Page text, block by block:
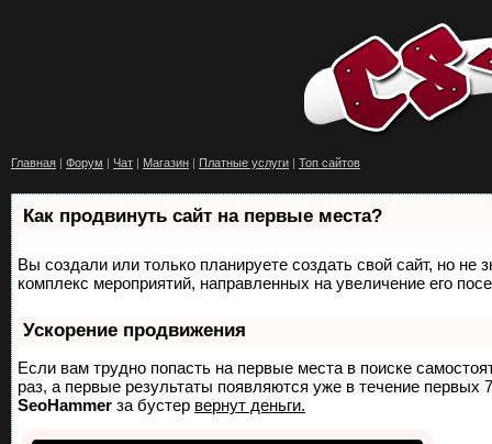
Главная | Форум | Чат | Магазин | Платные услуги | Топ сайтов
Как продвинуть сайт на первые места?
Вы создали или только планируете создать свой сайт, но не
комплекс мероприятий, направленных на увеличение его
Ускорение продвижения
Если вам трудно попасть на первые места в поиске
раз, а первые результаты появляются уже в течение первых
SeoHammer за бустер вернут деньги.